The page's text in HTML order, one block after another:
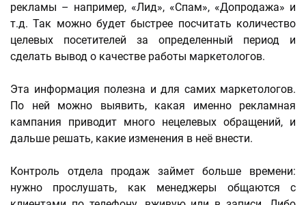
рекламы – например, «Лид», «Спам», «Допродажа» и
т.д. Так можно будет быстрее посчитать количество
целевых посетителей за определенный период и
сделать вывод о качестве работы маркетологов.
Эта информация полезна и для самих маркетологов.
По ней можно выявить, какая именно рекламная
кампания приводит много нецелевых обращений, и
дальше решать, какие изменения в неё внести.
Контроль отдела продаж займет больше времени:
нужно прослушать, как менеджеры общаются с